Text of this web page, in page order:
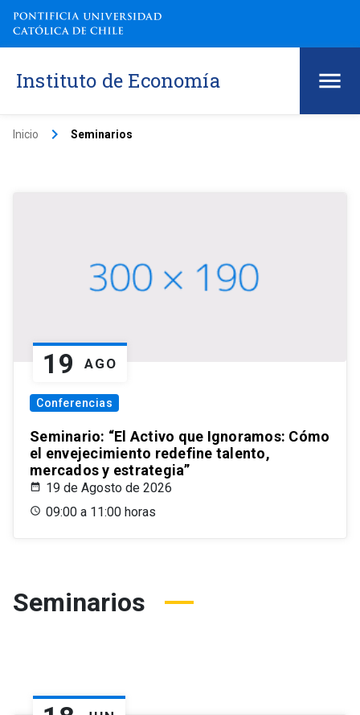
Instituto de Economía
Inicio keyboard_arrow_right Seminarios
19 AGO
Conferencias
Seminario: “El Activo que Ignoramos: Cómo
el envejecimiento redefine talento,
mercados y estrategia”
19 de Agosto de 2026
09:00 a 11:00 horas
Seminarios